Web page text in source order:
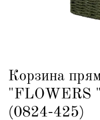
Корзина
"FLОWERS "
(0824-425)